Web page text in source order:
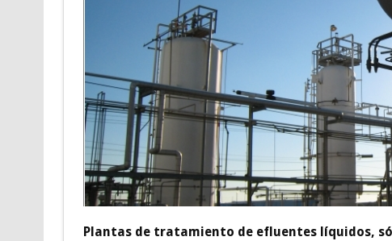
Plantas de tratamiento de efluentes líquidos,